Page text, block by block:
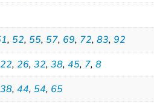
, 52, 55, 57, 69, 72,83,92
22, 26,32,38,45, 7,8
38,44, 54, 65